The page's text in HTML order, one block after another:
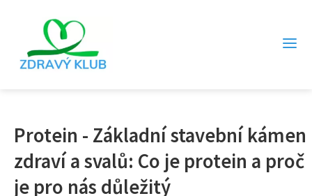
Protein - Základní stavební kámen
zdraví a svalů: Co je protein a proč
je pro nás důležitý